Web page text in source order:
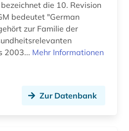
(2)
die 10. Revision
bedeutet "German
zur Familie der
2003... Mehr Informationen
Zur Datenbank